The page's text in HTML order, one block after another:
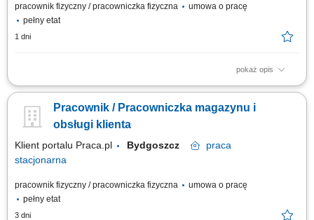
pracownik fizyczny / pracowniczka fizyczna
umowa o pracę
pełny etat
1 dni
pokaż opis
Zakres obowiązków: przyjmowanie dostaw towarów oraz opakowań na
realizacja rozładunków i załadunków towarów, kompletacja zamówień
zgodnie ze specyfikacją, wydawanie towarów z magazynu, bieżąca
Pracownik / Pracowniczka magazynu i
obsługi klienta
Klient portalu Praca.pl Bydgoszcz
praca
stacjonarna
pracownik fizyczny / pracowniczka fizyczna
umowa o pracę
pełny etat
3 dni